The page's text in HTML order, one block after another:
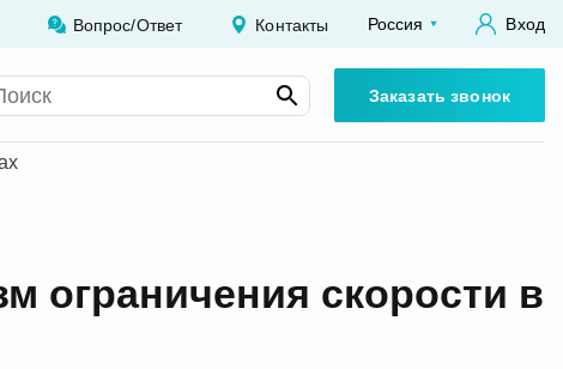
Вопрос/Ответ Контакты Россия Вход
Заказать звонок
ограничения скорости в